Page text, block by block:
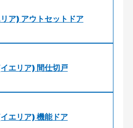
ア) アウトセットドア
エリア) 間仕切戸
エリア) 機能ドア